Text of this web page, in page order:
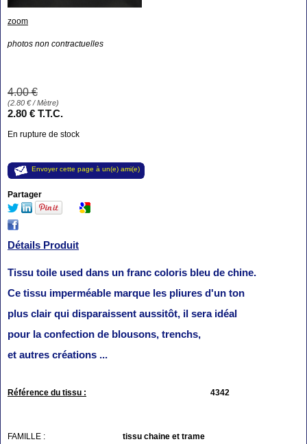
zoom
photos non contractuelles
4.00 €
(2.80 €/ Mètre)
2.80 € T.T.C.
En rupture de stock
Envoyer cette page à un(e) ami(e)
Partager
Détails Produit
Tissu toile used dans un franc coloris bleu de chine.
Ce tissu imperméable marque les pliures d'un ton
plus clair qui disparaissent aussitôt, il sera idéal
pour la confection de blousons, trenchs,
et autres créations ...
Référence du tissu : 4342
FAMILLE :
tissu chaine et trame